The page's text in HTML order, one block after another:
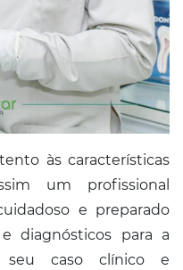
às características
um profissional
e preparado
diagnósticos para a
seu caso clínico e